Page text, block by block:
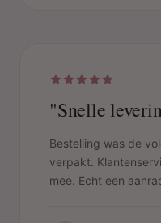
"Snelle
Bestelling was de
verpakt.
mee. Echt een